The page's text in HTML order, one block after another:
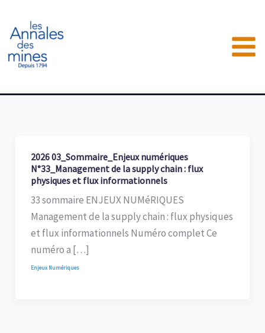
contenu
2026 03_Sommaire_Enjeux numériques
N°33_Management de la supply chain : flux
physiques et flux informationnels
33 sommaire ENJEUX NUMéRIQUES
Management de la supply chain : flux physiques
et flux informationnels Numéro complet Ce
numéro a […]
Enjeux Numériques